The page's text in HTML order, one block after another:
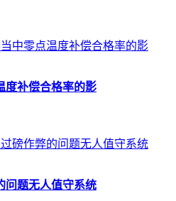
度补偿合格率的影
问题无人值守系统